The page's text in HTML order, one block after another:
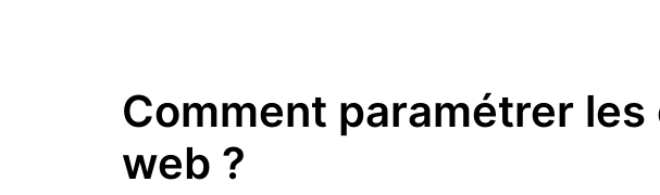
Comment paramétrer
web ?